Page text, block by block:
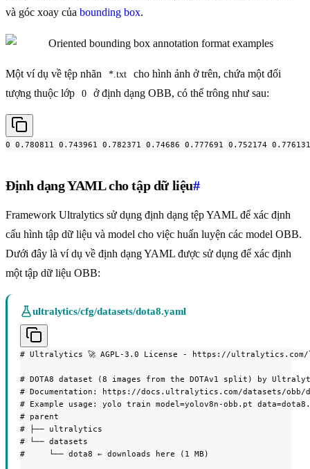
và góc xoay của bounding box.
Một ví dụ về tệp nhãn *.txt
cho hình ảnh ở trên, chứa một đối
tượng thuộc lớp
0 ở định dạng OBB, có thể trông như sau:
0 0.780811 0.743961 0.782371 0.74686 0.777691 0.752174
Định dạng YAML cho tập dữ liệu#
Framework Ultralytics sử dụng định dạng tệp YAML để xác định
cấu hình tập dữ liệu và model cho việc huấn luyện các model OBB.
Dưới đây là ví dụ về định dạng YAML được sử dụng để xác định
một tập dữ liệu OBB:
ultralytics/cfg/datasets/dota8.yaml
# Ultralytics 🚀 AGPL-3.0 License - https://ultralytics.com/
# DOTA8 dataset (8 images from the DOTAv1 split) by
# Documentation: https://docs.ultralytics.com/datasets/obb/
# Example usage: yolo train model=yolov8n-obb.pt
# parent
# ├── ultralytics
# └── datasets
#     └── dota8 ← downloads here (1 MB)